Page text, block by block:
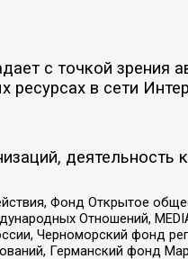
с точкой зрения
в сети
деятельность
Фонд Открытое
Отношений, MEDIA
Черноморский фонд
Германский фонд